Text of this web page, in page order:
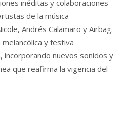
inéditas y colaboraciones
de la música
Andrés Calamaro y Airbag.
y festiva
incorporando nuevos sonidos y
que reafirma la vigencia del